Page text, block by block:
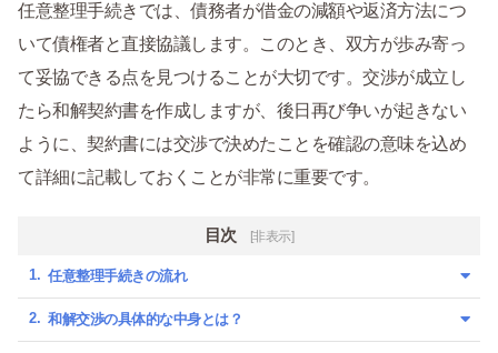
任意整理手続きでは、債務者が借金の減額や返済方法につ
いて債権者と直接協議します。このとき、双方が歩み寄っ
て妥協できる点を見つけることが大切です。交渉が成立し
たら和解契約書を作成しますが、後日再び争いが起きない
ように、契約書には交渉で決めたことを確認の意味を込め
て詳細に記載しておくことが非常に重要です。
目次 [非表示]
任意整理手続きの流れ
和解交渉の具体的な中身とは？